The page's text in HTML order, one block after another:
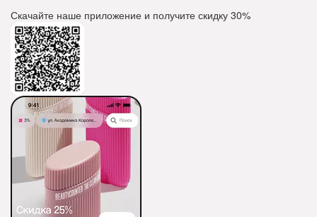
Скачайте наше приложение и получите скидку 30%